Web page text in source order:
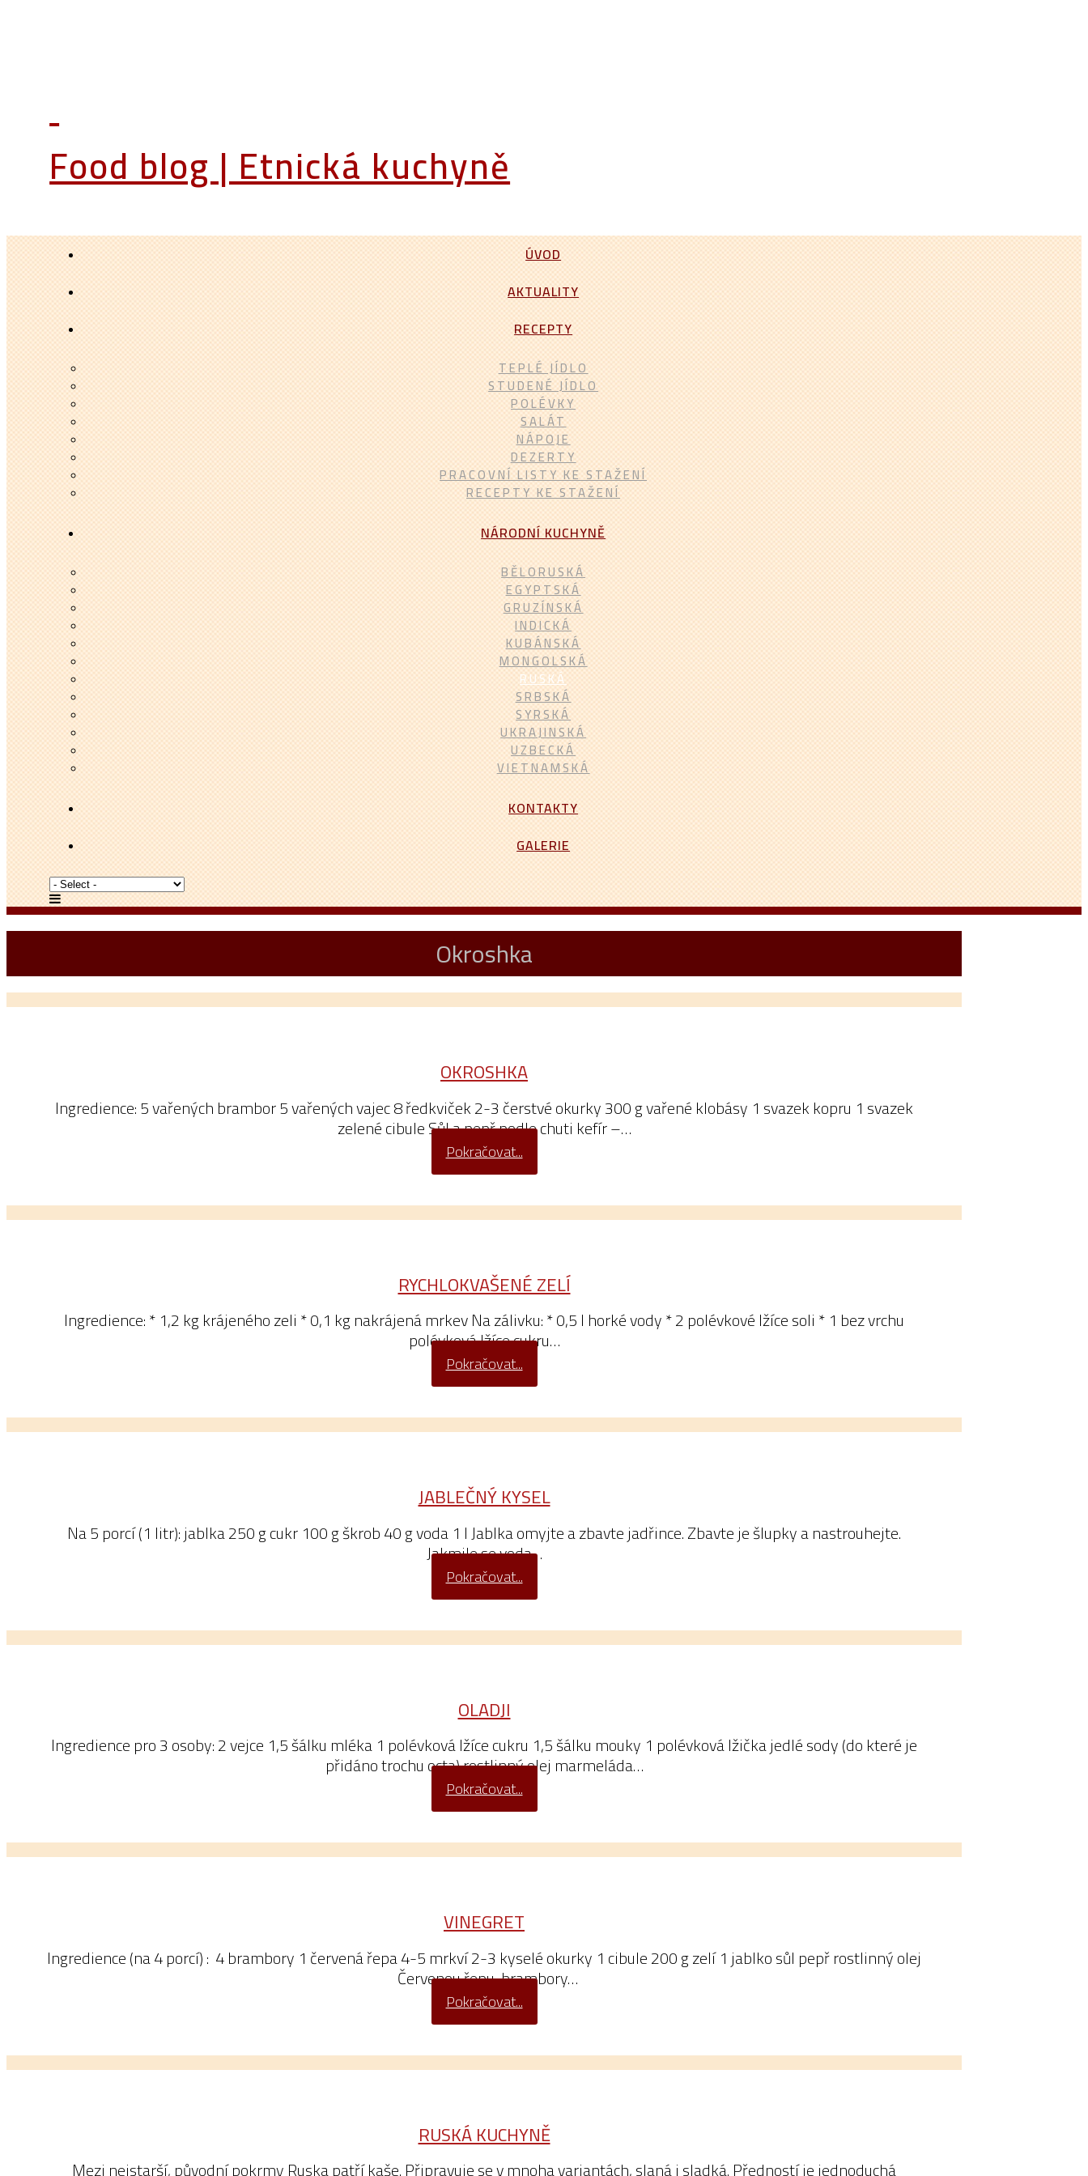
Food blog | Etnická kuchyně
ÚVOD
AKTUALITY
RECEPTY
TEPLÉ JÍDLO
STUDENÉ JÍDLO
POLÉVKY
SALÁT
NÁPOJE
DEZERTY
PRACOVNÍ LISTY KE STAŽENÍ
RECEPTY KE STAŽENÍ
NÁRODNÍ KUCHYNĚ
BĚLORUSKÁ
EGYPTSKÁ
GRUZÍNSKÁ
INDICKÁ
KUBÁNSKÁ
MONGOLSKÁ
RUSKÁ
SRBSKÁ
SYRSKÁ
UKRAJINSKÁ
UZBECKÁ
VIETNAMSKÁ
KONTAKTY
GALERIE
Okroshka
OKROSHKA
Ingredience: 5 vařených brambor 5 vařených vajec 8 ředkviček 2-3 čerstvé okurky 300 g vařené klobásy 1 svazek kopru 1 svazek
zelené cibule Sůl a pepř podle chuti kefír –…
Pokračovat...
RYCHLOKVAŠENÉ ZELÍ
Ingredience: * 1,2 kg krájeného zeli * 0,1 kg nakrájená mrkev Na zálivku: * 0,5 l horké vody * 2 polévkové lžíce soli * 1 bez vrchu
polévková lžíce cukru…
Pokračovat...
JABLEČNÝ KYSEL
Na 5 porcí (1 litr): jablka 250 g cukr 100 g škrob 40 g voda 1 l Jablka omyjte a zbavte jadřince. Zbavte je šlupky a nastrouhejte.
Jakmile se voda…
Pokračovat...
OLADJI
Ingredience pro 3 osoby: 2 vejce 1,5 šálku mléka 1 polévková lžíce cukru 1,5 šálku mouky 1 polévková lžička jedlé sody (do které je
přidáno trochu octa) rostlinný olej marmeláda…
Pokračovat...
VINEGRET
Ingredience (na 4 porcí) : 4 brambory 1 červená řepa 4-5 mrkví 2-3 kyselé okurky 1 cibule 200 g zelí 1 jablko sůl pepř rostlinný olej
Červenou řepu, brambory…
Pokračovat...
RUSKÁ KUCHYNĚ